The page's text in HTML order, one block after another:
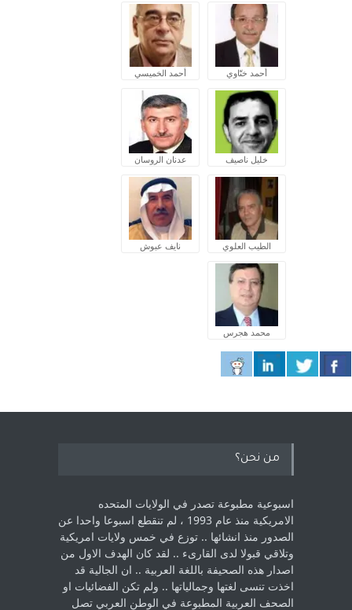
أحمد ختّاوي أحمد الخميسي
خليل ناصيف عدنان الروسان
الطيب العلوي نايف عبوش
محمد هجرس
من نحن؟
اسبوعية مطبوعة تصدر في الولايات المتحده
الامريكية منذ عام 1993 ، لم ‏تنقطع اسبوعا واحدا عن
الصدور منذ انشائها .. توزع في خمس ولايات امريكية
‏وتلاقي قبولا لدى القارىء ..‏ لقد كان الهدف الاول من
اصدار هذه الصحيفة باللغة العربية .. ان الجالية قد
اخذت ‏تنسى لغتها وجمالياتها .. ولم تكن الفضائيات او
الصحف العربية المطبوعة في الوطن ‏العربي تصل